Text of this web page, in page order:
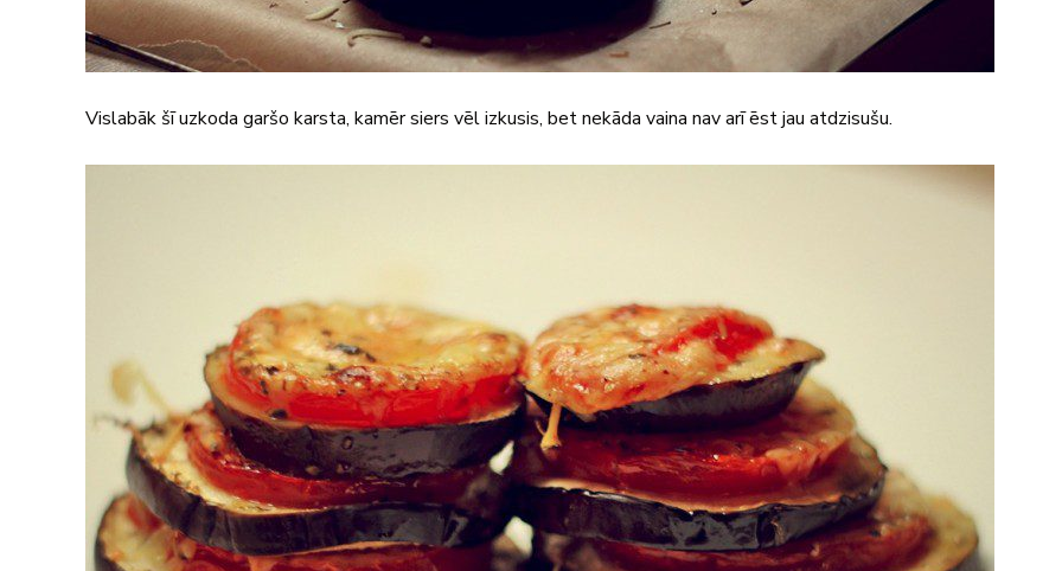
Vislabāk šī uzkoda garšo karsta, kamēr siers vēl izkusis, bet nekāda vaina nav arī ēst jau atdzisušu.